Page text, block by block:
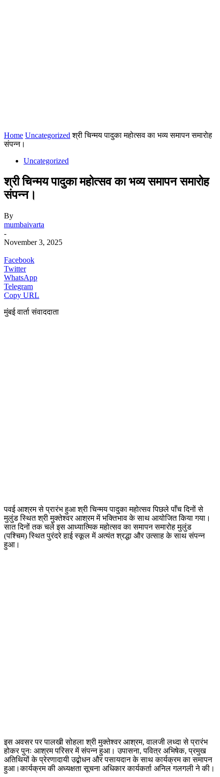
Home Uncategorized श्री चिन्मय पादुका महोत्सव का भव्य समापन समारोह
संपन्न।
Uncategorized
श्री चिन्मय पादुका महोत्सव का भव्य समापन समारोह
संपन्न।
By
mumbaivarta
-
November 3, 2025
Facebook
Twitter
WhatsApp
Telegram
Copy URL
मुंबई वार्ता संवाददाता
पवई आश्रम से प्रारंभ हुआ श्री चिन्मय पादुका महोत्सव पिछले पाँच दिनों से
मुलुंड स्थित श्री मुक्तेश्वर आश्रम में भक्तिभाव के साथ आयोजित किया गया।
सात दिनों तक चले इस आध्यात्मिक महोत्सव का समापन समारोह मुलुंड
(पश्चिम) स्थित पुरंदरे हाई स्कूल में अत्यंत श्रद्धा और उत्साह के साथ संपन्न
हुआ।
इस अवसर पर पालखी सोहला श्री मुक्तेश्वर आश्रम, वालजी लध्दा से प्रारंभ
होकर पुनः आश्रम परिसर में संपन्न हुआ। उपासना, पवित्र अभिषेक, प्रमुख
अतिथियों के प्रेरणादायी उद्बोधन और पसायदान के साथ कार्यक्रम का समापन
हुआ।कार्यक्रम की अध्यक्षता सूचना अधिकार कार्यकर्ता अनिल गलगली ने की।